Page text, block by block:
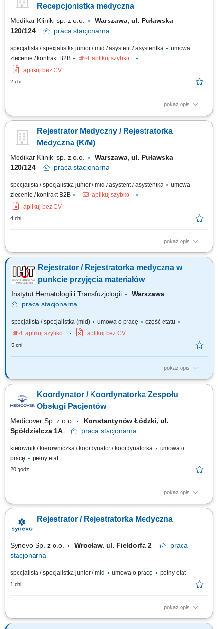
rejestracji oraz przyjmowanie płatności. Współpraca z personelem
Recepcjonistka medyczna
Medikar Kliniki sp. z o.o.
Warszawa, ul. Puławska
120/124
praca stacjonarna
specjalista / specjalistka junior / mid / asystent / asystentka
umowa
zlecenie / kontrakt B2B
aplikuj szybko
aplikuj bez CV
2 dni
pokaż opis
bezpośredni i telefoniczny kontakt z pacjentami, rejestracja wizyt i usług
administracyjne, obsługa systemów informatycznych, wprowadzanie
danych i dbanie o prawidłowy obieg dokumentów, sprawna obsługa
Rejestrator Medyczny / Rejestratorka
Medyczna (K/M)
Medikar Kliniki sp. z o.o.
Warszawa, ul. Puławska
120/124
praca stacjonarna
specjalista / specjalistka junior / mid / asystent / asystentka
umowa
zlecenie / kontrakt B2B
aplikuj szybko
aplikuj bez CV
4 dni
pokaż opis
bezpośredni i telefoniczny kontakt z pacjentem; prace administracyjne
rejestracja usług medycznych (internetowa, telefoniczna, bezpośrednia);
obsługa systemów informatycznych - wprowadzanie danych; zapewnienie
Rejestrator / Rejestratorka medyczna w
punkcie przyjęcia materiałów
Instytut Hematologii i Transfuzjologii
Warszawa
praca stacjonarna
specjalista / specjalistka (mid) umowa o pracę
część etatu
aplikuj szybko
aplikuj bez CV
5 dni
pokaż opis
Poszukujemy osoby do pracy w niepełnym wymiarze czasu pracy (½
badań z zewnętrznych podmiotów leczniczych oraz z pracowni /
Zakładów IHIT, przeprowadzanie kontroli wizualnej próbek oraz kontroli
Koordynator / Koordynatorka Zespołu
Obsługi Pacjentów
Medicover Sp. z o.o.
Konstantynów Łódzki, ul.
Spółdzielcza 1A
praca stacjonarna
kierownik / kierowniczka / koordynator / koordynatorka
umowa o
pracę
pełny etat
20 godz.
pokaż opis
Opis stanowiska: koordynowanie pracy zespołu obsługi klienta oraz
jakość obsługi i realizację wyznaczonych celów, rozpatrywanie reklamacji
oraz rozwiązywanie bieżących problemów, monitorowanie efektywności
Rejestrator / Rejestratorka Medyczna
Synevo Sp. z o.o. Wrocław, ul. Fieldorfa 2
praca
stacjonarna
specjalista / specjalistka junior / mid umowa o pracę pełny etat
1 dni
pokaż opis
Opis stanowiska Kompleksowa rejestracja, skanowanie oraz